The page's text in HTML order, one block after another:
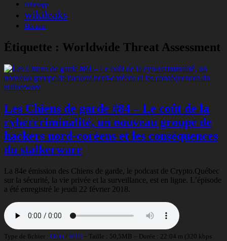
Whatsapp
wikileaks
Élections
Étiquette : Worldwide Threat Assessment
Les Chiens de garde #84 – Le coût de la
cybercriminalité, un nouveau groupe de
hackers nord-coréens et les conséquences
du stalkerware
La 84e émission des Chiens de garde, le podcast de Crypto.Québec
sur la sécurité, la vie privée et la surveillance, est en ligne. L’épisode
a été enregistré le jeudi 22 février 2018.
Type de fichier : OGG MP3 – Taille : 50,5MB – Durée : 22:04 m (320 kbps